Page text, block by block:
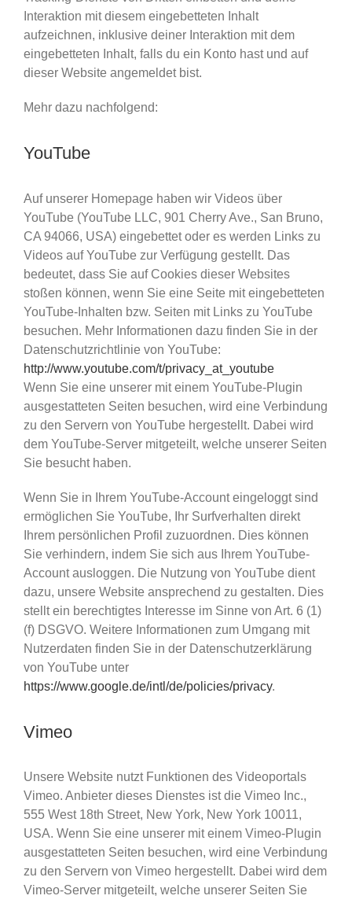
Interaktion mit diesem eingebetteten Inhalt
aufzeichnen, inklusive deiner Interaktion mit dem
eingebetteten Inhalt, falls du ein Konto hast und auf
dieser Website angemeldet bist.
Mehr dazu nachfolgend:
YouTube
Auf unserer Homepage haben wir Videos über
YouTube (YouTube LLC, 901 Cherry Ave., San Bruno,
CA 94066, USA) eingebettet oder es werden Links zu
Videos auf YouTube zur Verfügung gestellt. Das
bedeutet, dass Sie auf Cookies dieser Websites
stoßen können, wenn Sie eine Seite mit eingebetteten
YouTube-Inhalten bzw. Seiten mit Links zu YouTube
besuchen. Mehr Informationen dazu finden Sie in der
Datenschutzrichtlinie von YouTube:
http://www.youtube.com/t/privacy_at_youtube
Wenn Sie eine unserer mit einem YouTube-Plugin
ausgestatteten Seiten besuchen, wird eine Verbindung
zu den Servern von YouTube hergestellt. Dabei wird
dem YouTube-Server mitgeteilt, welche unserer Seiten
Sie besucht haben.
Wenn Sie in Ihrem YouTube-Account eingeloggt sind
ermöglichen Sie YouTube, Ihr Surfverhalten direkt
Ihrem persönlichen Profil zuzuordnen. Dies können
Sie verhindern, indem Sie sich aus Ihrem YouTube-
Account ausloggen. Die Nutzung von YouTube dient
dazu, unsere Website ansprechend zu gestalten. Dies
stellt ein berechtigtes Interesse im Sinne von Art. 6 (1)
(f) DSGVO. Weitere Informationen zum Umgang mit
Nutzerdaten finden Sie in der Datenschutzerklärung
von YouTube unter
https://www.google.de/intl/de/policies/privacy.
Vimeo
Unsere Website nutzt Funktionen des Videoportals
Vimeo. Anbieter dieses Dienstes ist die Vimeo Inc.,
555 West 18th Street, New York, New York 10011,
USA. Wenn Sie eine unserer mit einem Vimeo-Plugin
ausgestatteten Seiten besuchen, wird eine Verbindung
zu den Servern von Vimeo hergestellt. Dabei wird dem
Vimeo-Server mitgeteilt, welche unserer Seiten Sie